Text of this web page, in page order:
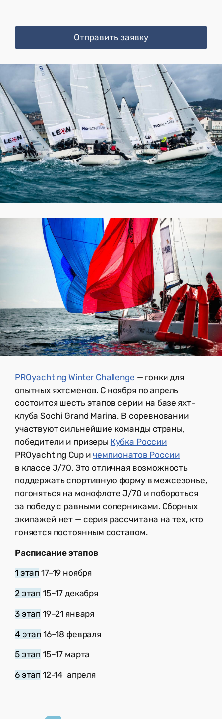
Отправить заявку
PROyachting Winter Challenge — гонки для
опытных яхтсменов. С ноября по апрель
состоится шесть этапов серии на базе яхт-
клуба Sochi Grand Marina. В соревновании
участвуют сильнейшие команды страны,
победители и призеры Кубка России
PROyachting Cup ичемпионатов России
в классе J/70. Это отличная возможность
поддержать спортивную форму в межсезонье,
погоняться на монофлоте J/70 и побороться
за победу с равными соперниками. Сборных
экипажей нет — серия рассчитана на тех, кто
гоняется постоянным составом.
Расписание этапов
1 этап 17–19 ноября
2 этап 15–17 декабря
3 этап 19–21 января
4 этап 16–18 февраля
5 этап 15–17 марта
6 этап 12-14 апреля